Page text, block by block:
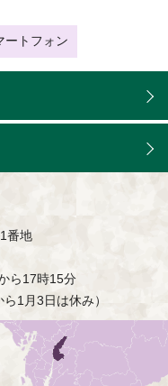
ートフォン
番地
ら17時15分
1月3日は休み）